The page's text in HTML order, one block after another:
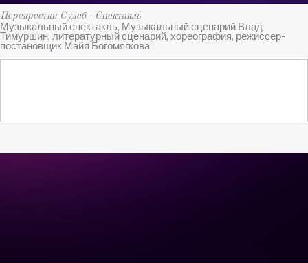
Перекрестки Судеб - Спектакль
Музыкальный спектакль, Музыкальный сценарий Влад
Тимуршин, литературный сценарий, хореография, режиссер-
постановщик Майя Богомягкова